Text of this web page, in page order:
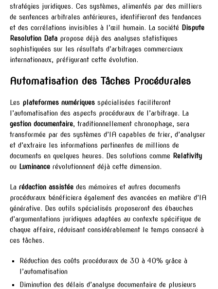
stratégies juridiques. Ces systèmes, alimentés par des milliers
de sentences arbitrales antérieures, identifieront des tendances
et des corrélations invisibles à l’œil humain. La société Dispute
Resolution Data propose déjà des analyses statistiques
sophistiquées sur les résultats d’arbitrages commerciaux
internationaux, préfigurant cette évolution.
Automatisation des Tâches Procédurales
Les plateformes numériques spécialisées faciliteront
l’automatisation des aspects procéduraux de l’arbitrage. La
gestion documentaire, traditionnellement chronophage, sera
transformée par des systèmes d’IA capables de trier, d’analyser
et d’extraire les informations pertinentes de millions de
documents en quelques heures. Des solutions comme Relativity
ou Luminance révolutionnent déjà cette dimension.
La rédaction assistée des mémoires et autres documents
procéduraux bénéficiera également des avancées en matière d’IA
générative. Des outils spécialisés proposeront des ébauches
d’argumentations juridiques adaptées au contexte spécifique de
chaque affaire, réduisant considérablement le temps consacré à
ces tâches.
Réduction des coûts procéduraux de 30 à 40% grâce à
l’automatisation
Diminution des délais d’analyse documentaire de plusieurs